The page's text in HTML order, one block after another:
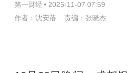
第一财经 • 2025-11-07 07:59
作者：沈安蓓 责编：张晓杰